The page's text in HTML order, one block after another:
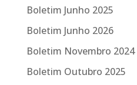
Boletim Junho 2025
Boletim Junho 2026
Boletim Novembro 2024
Boletim Outubro 2025